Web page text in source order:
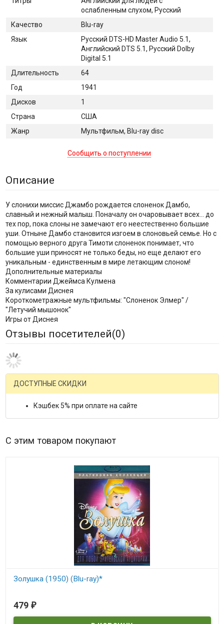
ослабленным слухом, Русский
Качество
Blu-ray
Язык
Русский DTS-HD Master Audio 5.1,
Английский DTS 5.1, Русский Dolby
Digital 5.1
Длительность
64
Год
1941
Дисков
1
Страна
США
Жанр
Мультфильм, Blu-ray disc
Сообщить о поступлении
Описание
У слонихи миссис Джамбо рождается слоненок Дамбо,
славный и нежный малыш. Поначалу он очаровывает всех... до
тех пор, пока слоны не замечают его неестественно большие
уши. Отныне Дамбо становится изгоем в слоновьей семье. Но с
помощью верного друга Тимоти слоненок понимает, что
большие уши приносят не только беды, но еще делают его
уникальным - единственным в мире летающим слоном!
Дополнительные материалы
Комментарии Джеймса Кулмена
За кулисами Диснея
Короткометражные мультфильмы: "Слоненок Элмер" /
"Летучий мышонок"
Игры от Диснея
Отзывы посетителей(0)
ДОСТУПНЫЕ СКИДКИ
Кэшбек 5% при оплате на сайте
С этим товаром покупают
Золушка (1950) (Blu-ray)*
479 ₽